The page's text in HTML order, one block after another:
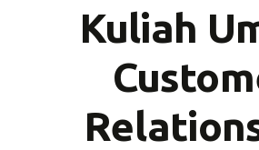
Kuliah